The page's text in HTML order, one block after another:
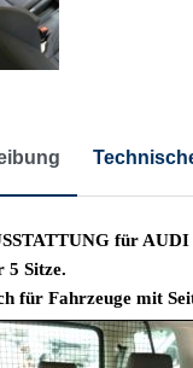
für
5 Sitze.
für Fahrzeuge mit